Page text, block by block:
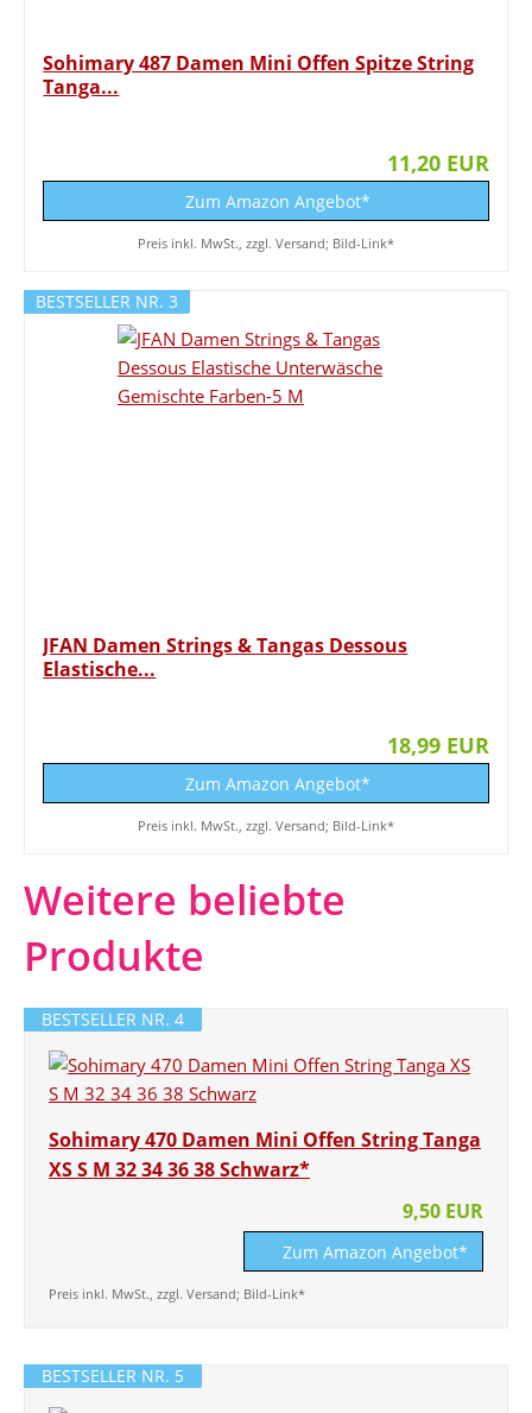
Sohimary 487 Damen Mini Offen Spitze String
Tanga...
11,20 EUR
Zum Amazon Angebot*
Preis inkl. MwSt., zzgl. Versand; Bild-Link*
BESTSELLER NR. 3
JFAN Damen Strings & Tangas Dessous
Elastische...
18,99 EUR
Zum Amazon Angebot*
Preis inkl. MwSt., zzgl. Versand; Bild-Link*
Weitere beliebte
Produkte
BESTSELLER NR. 4
Sohimary 470 Damen Mini Offen String Tanga
XS S M 32 34 36 38 Schwarz*
9,50 EUR
Zum Amazon Angebot*
Preis inkl. MwSt., zzgl. Versand; Bild-Link*
BESTSELLER NR. 5